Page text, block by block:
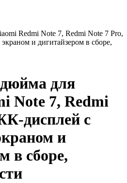
Redmi Note 7, Redmi Note 7 Pro,
и дигитайзером в сборе,
для
Note 7, Redmi
дисплей с
и
в сборе,